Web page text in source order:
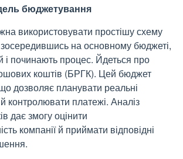
бюджетування
використовувати простішу схему
на основному бюджеті,
і починають процес. Йдеться про
коштів (БРГК). Цей бюджет
дозволяє планувати реальні
контролювати платежі. Аналіз
дає змогу оцінити
компанії й приймати відповідні